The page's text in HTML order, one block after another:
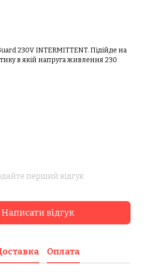
230V INTERMITTENT. Підійде на
в якій напруга живлення 230
перший відгук
Написати відгук
Оплата